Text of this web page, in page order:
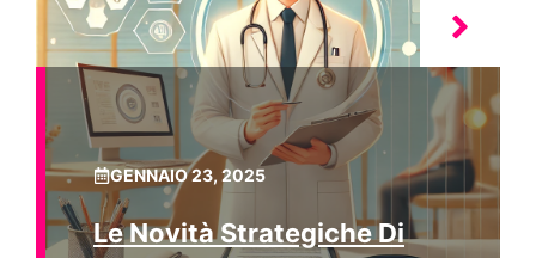
GENNAIO 23, 2025
Le Novità Strategiche Di